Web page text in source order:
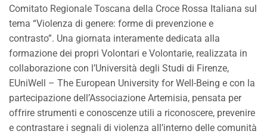
Comitato Regionale Toscana della Croce Rossa Italiana sul
tema “Violenza di genere: forme di prevenzione e
contrasto”. Una giornata interamente dedicata alla
formazione dei propri Volontari e Volontarie, realizzata in
collaborazione con l’Università degli Studi di Firenze,
EUniWell – The European University for Well-Being e con la
partecipazione dell’Associazione Artemisia, pensata per
offrire strumenti e conoscenze utili a riconoscere, prevenire
e contrastare i segnali di violenza all’interno delle comunità